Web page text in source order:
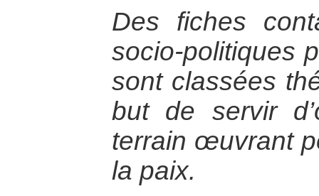
Des fiches
socio-politiques
sont classées
but de servir
terrain œuvrant
la paix.